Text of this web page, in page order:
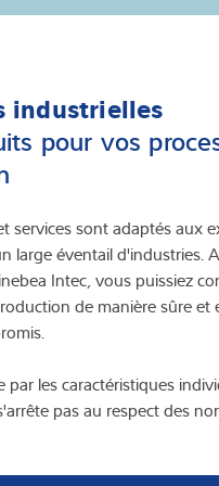
industrielles
pour vos
services sont adaptés aux
large éventail d'industries.
Intec, vous puissiez
de manière sûre et
par les caractéristiques
pas au respect des